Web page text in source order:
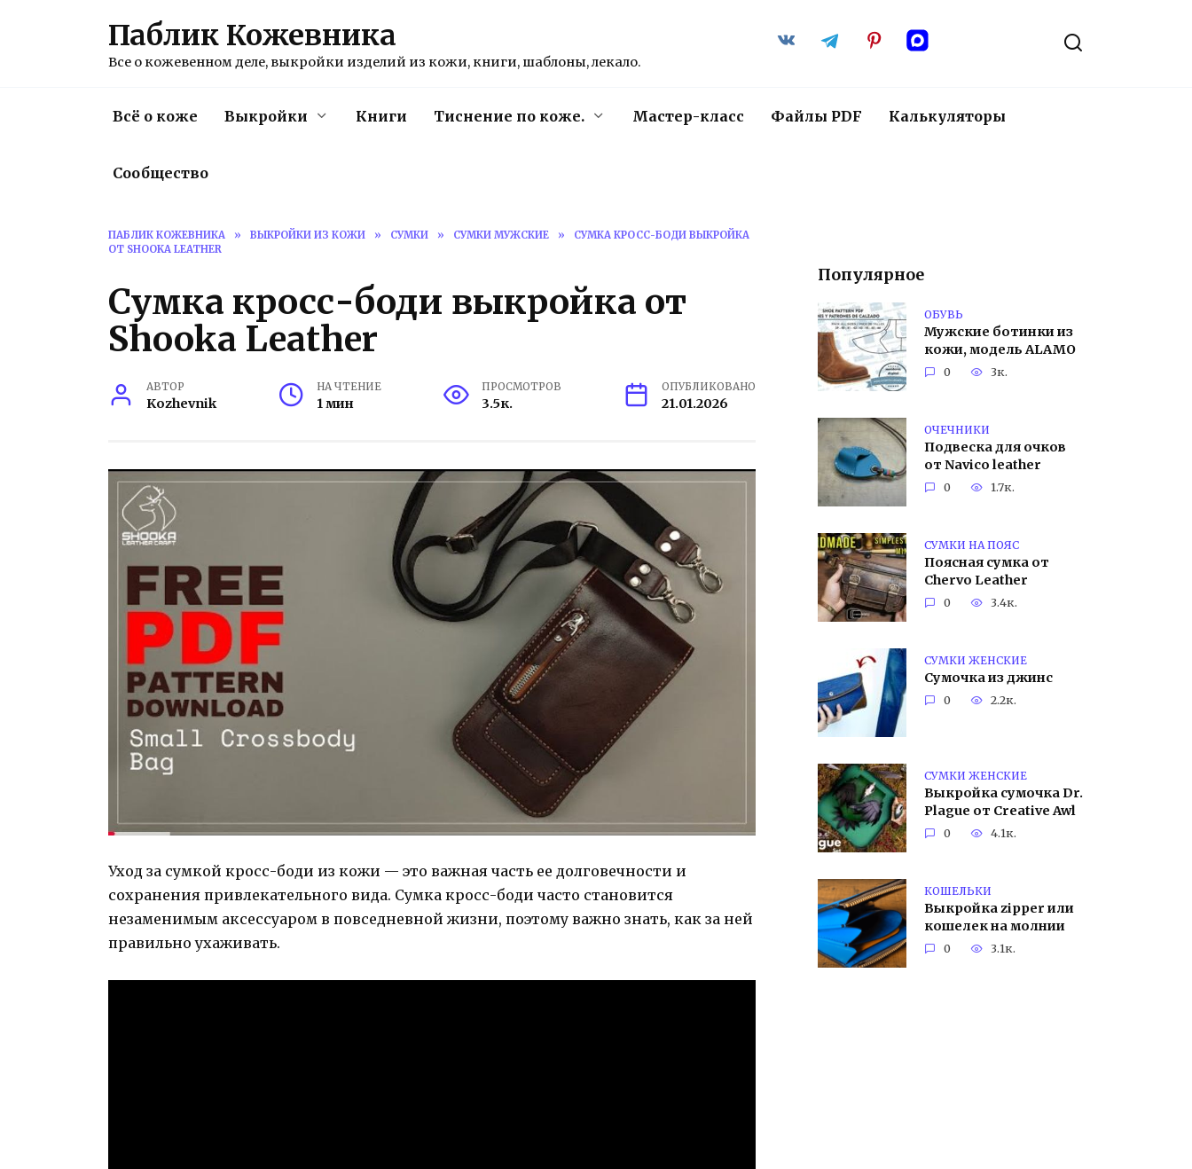
Паблик Кожевника
Все о кожевенном деле, выкройки изделий из кожи, книги, шаблоны, лекало.
Всё о коже Выкройки Книги Тиснение по коже. Мастер-класс Файлы PDF Калькуляторы
Сообщество
ПАБЛИК КОЖЕВНИКА » ВЫКРОЙКИ ИЗ КОЖИ » СУМКИ » СУМКИ МУЖСКИЕ »
СУМКА КРОСС-БОДИ ВЫКРОЙКА
ОТ SHOOKA LEATHER
Сумка кросс-боди выкройка от
Shooka Leather
АВТОР
Kozhevnik
НА ЧТЕНИЕ
1 мин
ПРОСМОТРОВ
3.5к.
ОПУБЛИКОВАНО
21.01.2026
Уход за сумкой кросс-боди из кожи — это важная часть ее долговечности и
сохранения привлекательного вида. Сумка кросс-боди часто становится
незаменимым аксессуаром в повседневной жизни, поэтому важно знать, как за ней
правильно ухаживать.
Популярное
ОБУВЬ
Мужские ботинки из
кожи, модель ALAMO
0 3к.
ОЧЕЧНИКИ
Подвеска для очков
от Navico leather
0 1.7к.
СУМКИ НА ПОЯС
Поясная сумка от
Chervo Leather
0 3.4к.
СУМКИ ЖЕНСКИЕ
Сумочка из джинс
0 2.2к.
СУМКИ ЖЕНСКИЕ
Выкройка сумочка Dr.
Plague от Creative Awl
0 4.1к.
КОШЕЛЬКИ
Выкройка zipper или
кошелек на молнии
0 3.1к.